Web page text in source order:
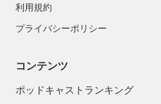
利用規約
プライバシーポリシー
コンテンツ
ポッドキャストランキング